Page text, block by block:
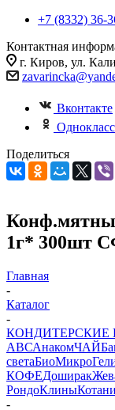
+7 (8332) 36-
Контактная
г. Киров, ул.
Вконтакте
Поделиться
1г* 300шт
Главная
-
Каталог
-
КОНДИТЕРСКИЕ
АВСАнакомЧАЙ
света
КОФЕДоширак
РондоКлины
-